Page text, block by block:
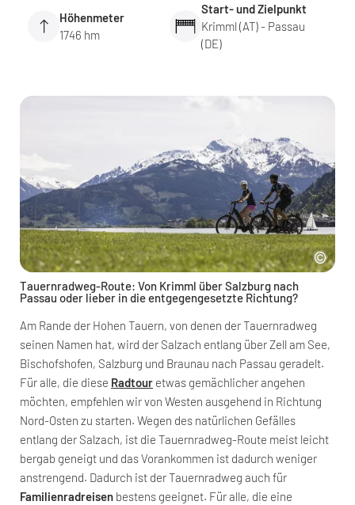
Höhenmeter
1746 hm
Start- und Zielpunkt
Krimml (AT) - Passau
(DE)
Tauernradweg-Route: Von Krimml über Salzburg nach
Passau oder lieber in die entgegengesetzte Richtung?
Am Rande der Hohen Tauern, von denen der Tauernradweg
seinen Namen hat, wird der Salzach entlang über Zell am See,
Bischofshofen, Salzburg und Braunau nach Passau geradelt.
Für alle, die diese Radtour etwas gemächlicher angehen
möchten, empfehlen wir von Westen ausgehend in Richtung
Nord-Osten zu starten. Wegen des natürlichen Gefälles
entlang der Salzach, ist die Tauernradweg-Route meist leicht
bergab geneigt und das Vorankommen ist dadurch weniger
anstrengend. Dadurch ist der Tauernradweg auch für
Familienradreisen bestens geeignet. Für alle, die eine